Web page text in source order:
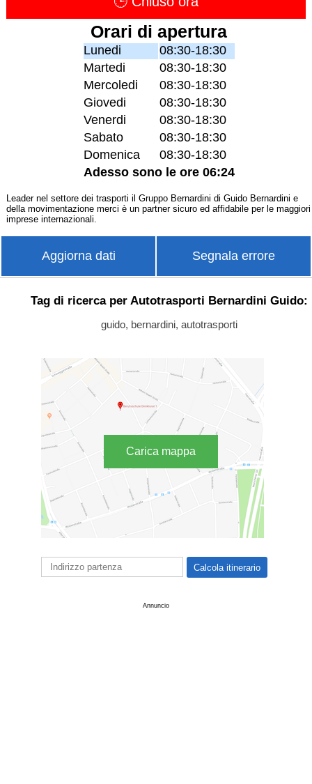
Orari di apertura
Lunedi
08:30-18:30
Martedi
08:30-18:30
Mercoledi
08:30-18:30
Giovedi
08:30-18:30
Venerdi
08:30-18:30
Sabato
08:30-18:30
Domenica
08:30-18:30
Adesso sono le ore 06:24
Leader nel settore dei trasporti il Gruppo Bernardini di Guido Bernardini e
della movimentazione merci è un partner sicuro ed affidabile per le maggiori
imprese internazionali.
Aggiorna dati Segnala errore
Tag di ricerca per Autotrasporti Bernardini Guido:
guido, bernardini, autotrasporti
Carica mappa
Annuncio